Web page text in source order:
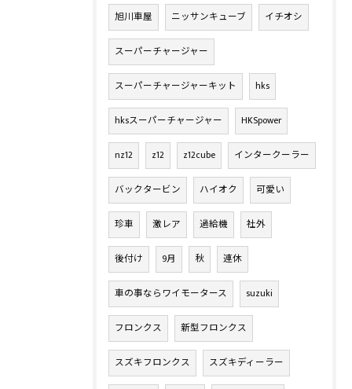
旭川車屋 ニッサンキューブ イチオシ
スーパーチャージャー
スーパーチャージャーキット hks
hksスーパーチャージャー HKSpower
nz12 z12 z12cube インタークーラー
バックタービン ハイオク 可愛い
珍車 激レア 過給機 社外
後付け 9月 秋 連休
車の事ならワイモータース suzuki
フロンクス 新型フロンクス
スズキフロンクス スズキディーラー